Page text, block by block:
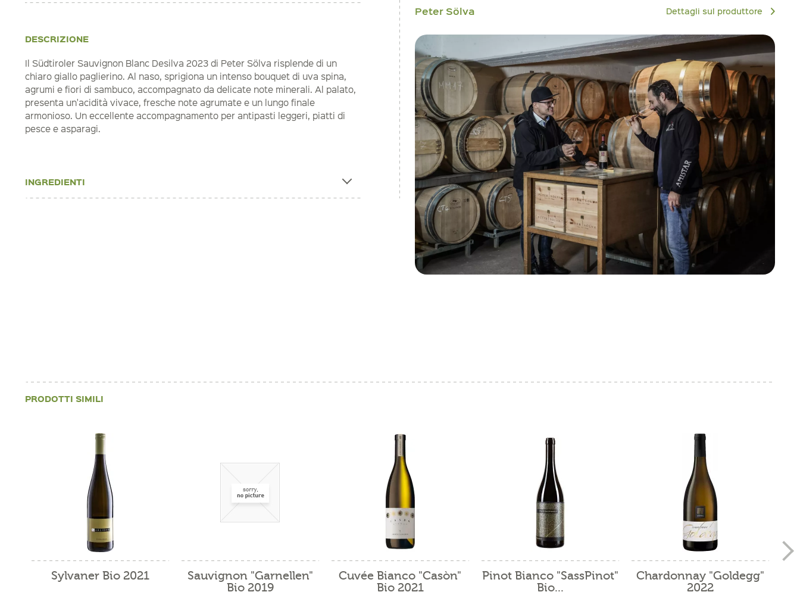
DESCRIZIONE
Il Südtiroler Sauvignon Blanc Desilva 2023 di Peter Sölva risplende di un
chiaro giallo paglierino. Al naso, sprigiona un intenso bouquet di uva spina,
agrumi e fiori di sambuco, accompagnato da delicate note minerali. Al palato,
presenta un'acidità vivace, fresche note agrumate e un lungo finale
armonioso. Un eccellente accompagnamento per antipasti leggeri, piatti di
pesce e asparagi.
INGREDIENTI
Peter Sölva Dettagli sul produttore
PRODOTTI SIMILI
Sylvaner Bio 2021
Sauvignon "Garnellen"
Bio 2019
Cuvée Bianco "Casòn"
Bio 2021
Pinot Bianco "SassPinot"
Bio...
Chardonnay "Goldegg"
2022